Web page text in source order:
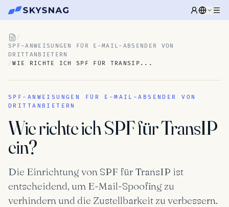
/
SPF-ANWEISUNGEN FÜR E-MAIL-ABSENDER VON
DRITTANBIETERN
/WIE RICHTE ICH SPF FÜR TRANSIP...
SPF-ANWEISUNGEN FÜR E-MAIL-ABSENDER VON
DRITTANBIETERN
Wie richte ich SPF für TransIP
ein?
Die Einrichtung von SPF für TransIP ist
entscheidend, um E-Mail-Spoofing zu
verhindern und die Zustellbarkeit zu verbessern.